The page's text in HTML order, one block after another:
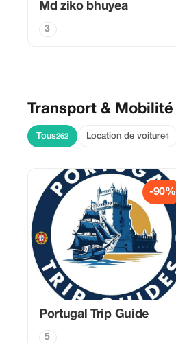
Md ziko bhuyea
3
Transport & Mobilité
Tous262 Location de voiture4
-90%
Portugal Trip Guide
5